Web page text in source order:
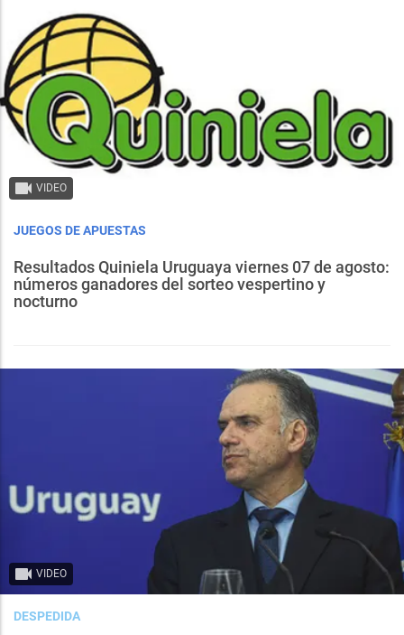
VIDEO
JUEGOS DE APUESTAS
Resultados Quiniela Uruguaya viernes 07 de agosto:
números ganadores del sorteo vespertino y
nocturno
VIDEO
DESPEDIDA